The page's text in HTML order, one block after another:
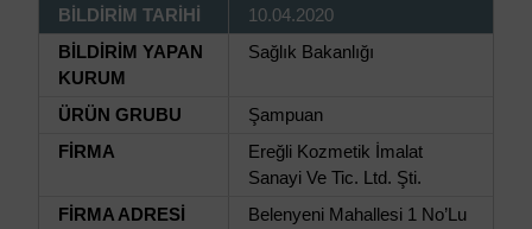
BİLDİRİM TARİHİ
10.04.2020
BİLDİRİM YAPAN
KURUM
Sağlık Bakanlığı
ÜRÜN GRUBU
Şampuan
FİRMA
Ereğli Kozmetik İmalat
Sanayi Ve Tic. Ltd. Şti.
FİRMA ADRESİ
Belenyeni Mahallesi 1 No’Lu